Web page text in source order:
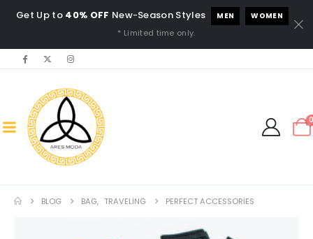
Get Up to 40% OFF New-Season Styles MEN WOMEN
* Limited time only.
BLOG BAG, TRAVELING PERFECT ACCESSORIES